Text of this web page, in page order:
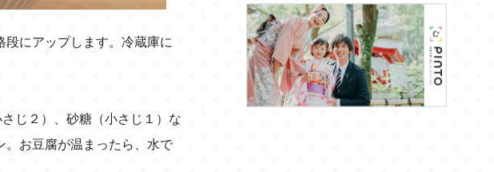
にアップします。冷蔵庫に
じ２）、砂糖（小さじ１）な
。お豆腐が温まったら、水で